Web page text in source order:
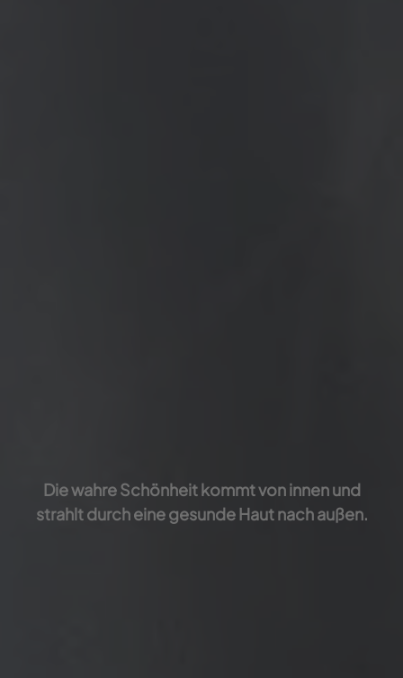
Die wahre Schönheit kommt von innen und
strahlt durch eine gesunde Haut nach außen.